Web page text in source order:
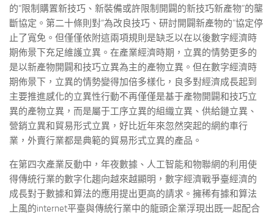
的“限制購置新技巧、新裝備或許限制開闢的新技巧新產物”的壟
斷協定。第二十條則對“為改良技巧、研討開闢新產物的”協定停
止了寬免。但僅僅依附這兩項規則是缺乏以在以後數字經濟時
期佈景下充足維護立異。在產業經濟時期，立異的情勢更多的
是以新產物開闢和技巧立異為主的產物立異。但在數字經濟時
期佈景下，立異的情勢變得加倍多樣化，良多對經濟成長起到
主要推進感化的立異性行動不再僅僅是基于產物開闢和技巧立
異的產物立異，而是屬于工序立異的組織立異、供給鏈立異、
營銷立異和貿易形式立異，好比近年來忽然突起的網約車行
業，外賣行業都是典範的貿易形式立異的產品。
在第四次產業反動中，年夜數據、人工智能和物聯網的利用使
得傳統行業的數字化趨向越來越顯明，數字經濟戰爭臺經濟的
成長對于數據和算法的應用提出更高的請求。擁稀有據和算法
上風的internet平臺與傳統行業中的龍頭企業浮現出既一起配合